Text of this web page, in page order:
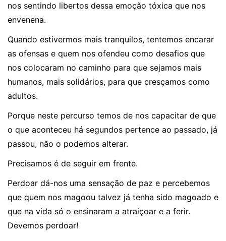
nos sentindo libertos dessa emoção tóxica que nos
envenena.
Quando estivermos mais tranquilos, tentemos encarar
as ofensas e quem nos ofendeu como desafios que
nos colocaram no caminho para que sejamos mais
humanos, mais solidários, para que cresçamos como
adultos.
Porque neste percurso temos de nos capacitar de que
o que aconteceu há segundos pertence ao passado, já
passou, não o podemos alterar.
Precisamos é de seguir em frente.
Perdoar dá-nos uma sensação de paz e percebemos
que quem nos magoou talvez já tenha sido magoado e
que na vida só o ensinaram a atraiçoar e a ferir.
Devemos perdoar!